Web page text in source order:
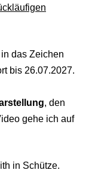
das Zeichen
bis 26.07.2027.
, den
gehe ich auf
in Schütze.